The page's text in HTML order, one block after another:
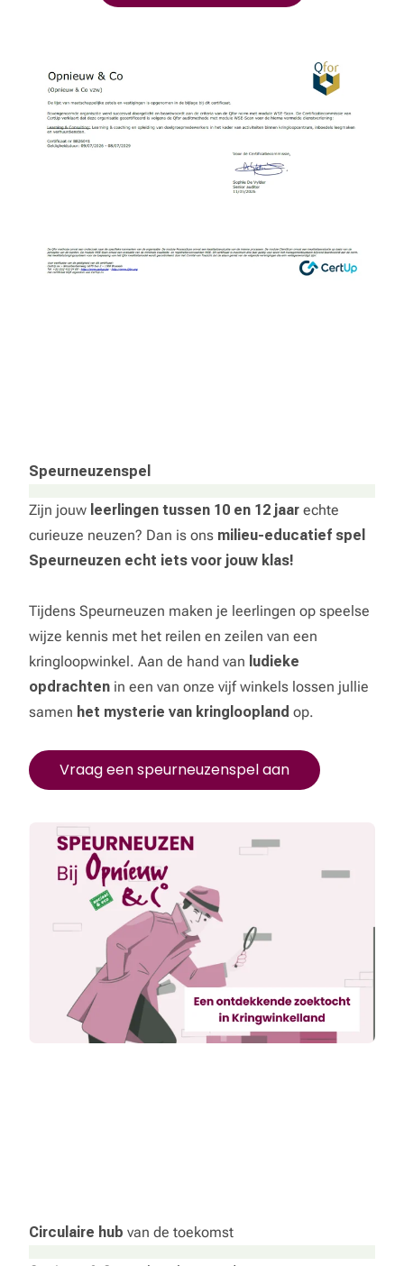
Speurneuzenspel
Zijn jouw leerlingen tussen 10 en 12 jaar echte
curieuze neuzen? Dan is ons milieu-educatief spel
Speurneuzen echt iets voor jouw klas!
Tijdens Speurneuzen maken je leerlingen op speelse
wijze kennis met het reilen en zeilen van een
kringloopwinkel. Aan de hand van ludieke
opdrachten in een van onze vijf winkels lossen jullie
samen het mysterie van kringloopland op.
Vraag een speurneuzenspel aan
Circulaire hub van de toekomst